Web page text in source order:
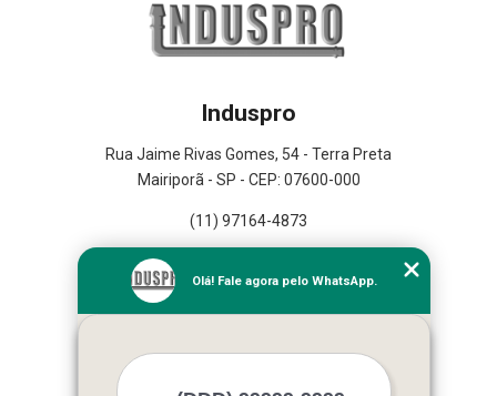
Induspro
Rua Jaime Rivas Gomes, 54 - Terra Preta
Mairiporã - SP - CEP: 07600-000
(11) 97164-4873
Empresa
Missão
Mapa do site
Olá! Fale agora pelo WhatsApp.